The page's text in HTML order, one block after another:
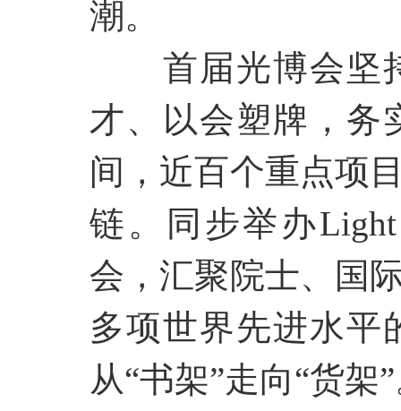
潮。
首届光博会坚
才、以会塑牌，务
间，近百个重点项
链。同步举办
会，汇聚院士、国
多项世界先进水平
从“书架”走向“货架